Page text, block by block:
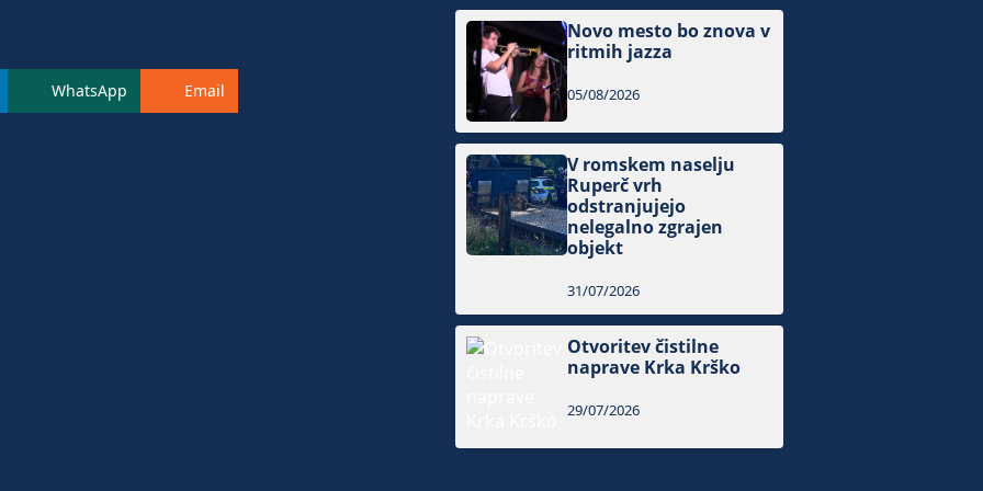
WhatsApp Email
Novo mesto bo znova v
ritmih jazza
05/08/2026
V romskem naselju
Ruperč vrh
odstranjujejo
nelegalno zgrajen
objekt
31/07/2026
Otvoritev čistilne
naprave Krka Krško
29/07/2026